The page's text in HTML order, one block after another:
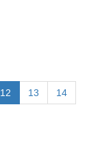
12 13 14